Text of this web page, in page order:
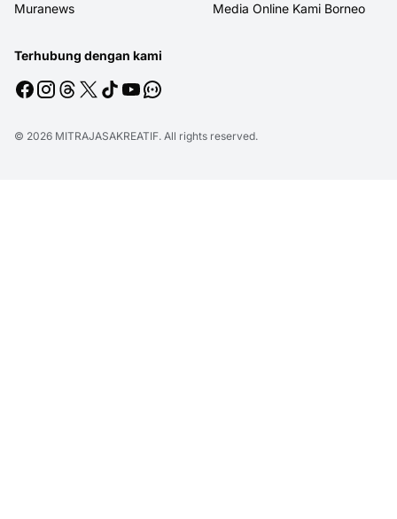
Muranews Media Online Kami Borneo
Terhubung dengan kami
© 2026 MITRAJASAKREATIF. All rights reserved.